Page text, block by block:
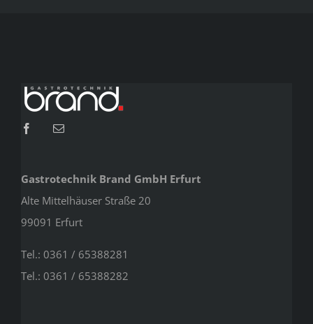
Gastrotechnik Brand GmbH Erfurt
Alte Mittelhäuser Straße 20
99091 Erfurt
Tel.: 0361 / 65388281
Tel.: 0361 / 65388282